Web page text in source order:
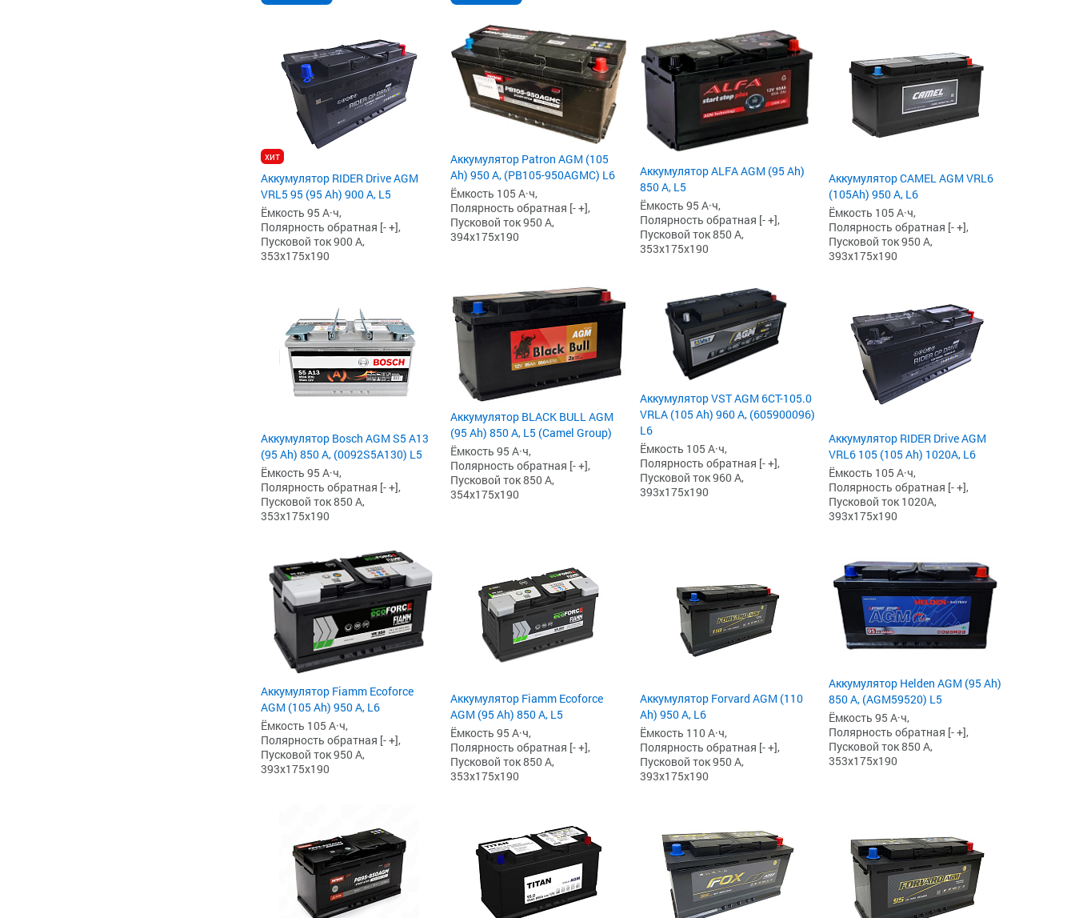
хит
Аккумулятор RIDER Drive AGM
VRL5 95 (95 Ah) 900 А, L5
Ёмкость 95 А·ч,
Полярность обратная [- +],
Пусковой ток 900 А,
353x175x190
Аккумулятор Patron AGM (105
Ah) 950 А, (PB105-950AGMC) L6
Ёмкость 105 А·ч,
Полярность обратная [- +],
Пусковой ток 950 А,
394x175x190
Аккумулятор ALFA AGM (95 Ah)
850 А, L5
Ёмкость 95 А·ч,
Полярность обратная [- +],
Пусковой ток 850 А,
353x175x190
Аккумулятор CAMEL AGM VRL6
(105Ah) 950 А, L6
Ёмкость 105 А·ч,
Полярность обратная [- +],
Пусковой ток 950 А,
393x175x190
Аккумулятор Bosch AGM S5 А13
(95 Ah) 850 А, (0092S5A130) L5
Ёмкость 95 А·ч,
Полярность обратная [- +],
Пусковой ток 850 А,
353x175x190
Аккумулятор BLACK BULL AGM
(95 Ah) 850 А, L5 (Camel Group)
Ёмкость 95 А·ч,
Полярность обратная [- +],
Пусковой ток 850 А,
354x175x190
Аккумулятор VST AGM 6СТ-105.0
VRLA (105 Ah) 960 А, (605900096)
L6
Ёмкость 105 А·ч,
Полярность обратная [- +],
Пусковой ток 960 А,
393x175x190
Аккумулятор RIDER Drive AGM
VRL6 105 (105 Ah) 1020А, L6
Ёмкость 105 А·ч,
Полярность обратная [- +],
Пусковой ток 1020А,
393x175x190
Аккумулятор Fiamm Ecoforce
AGM (105 Ah) 950 А, L6
Ёмкость 105 А·ч,
Полярность обратная [- +],
Пусковой ток 950 А,
393x175x190
Аккумулятор Fiamm Ecoforce
AGM (95 Ah) 850 A, L5
Ёмкость 95 А·ч,
Полярность обратная [- +],
Пусковой ток 850 А,
353x175x190
Аккумулятор Forvard AGM (110
Ah) 950 А, L6
Ёмкость 110 А·ч,
Полярность обратная [- +],
Пусковой ток 950 А,
393x175x190
Аккумулятор Helden AGM (95 Ah)
850 А, (AGM59520) L5
Ёмкость 95 А·ч,
Полярность обратная [- +],
Пусковой ток 850 А,
353x175x190